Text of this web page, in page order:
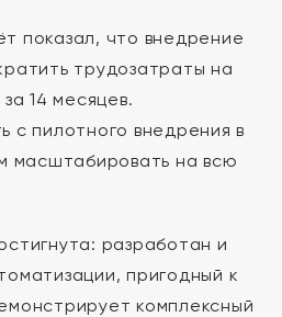
показал, что внедрение
трудозатраты на
14 месяцев.
с пилотного внедрения в
масштабировать на всю
разработан и
пригодный к
комплексный